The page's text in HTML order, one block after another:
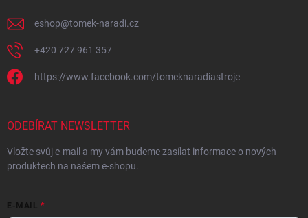
eshop@tomek-naradi.cz
+420 727 961 357
https://www.facebook.com/tomeknaradiastroje
ODEBÍRAT NEWSLETTER
Vložte svůj e-mail a my vám budeme zasílat informace o nových
produktech na našem e-shopu.
E-MAIL